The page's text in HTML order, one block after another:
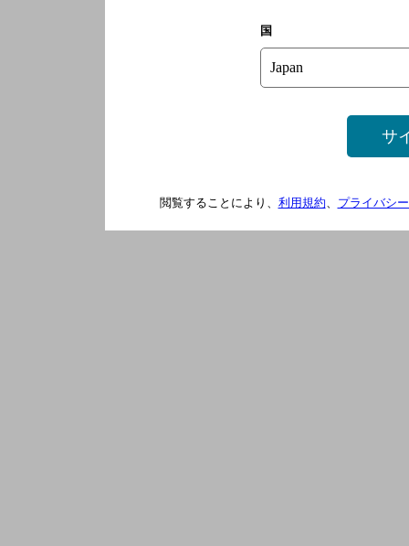
国
サ
閲覧することにより、 利用規約、 プライバシ